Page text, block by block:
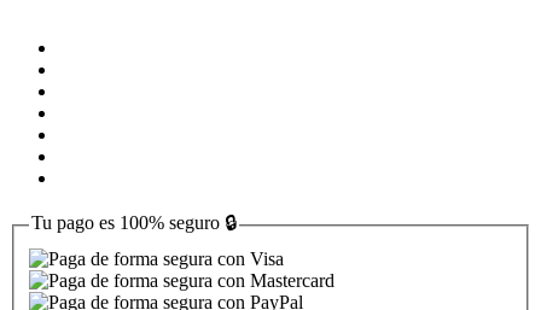
Tu pago es 100% seguro 🔒